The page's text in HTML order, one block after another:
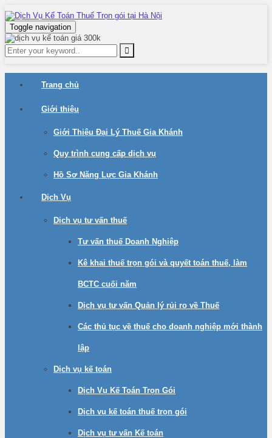
Toggle navigation
Trang chủ
Giới thiệu
Giới Thiệu Đại Lý Thuế Gia Khánh
Quy trình cung cấp dịch vụ
Hồ Sơ Năng Lực Gia Khánh
Dịch Vụ
Dịch vụ tư vấn thuế
Tư vấn thuế Doanh Nghiệp
Kê khai thuế trọn gói và quyết toán thuế, làm
BCTC cuối năm
Dịch vụ tư vấn Quản lý rủi ro về Thuế
Các thủ tục về thuế cho doanh nghiệp mới thành
lập
Dịch vụ kế toán
Dịch Vụ Kế Toán Trọn Gói
Dịch vụ kế toán thuế trọn gói
Dịch vụ tư vấn Kế toán